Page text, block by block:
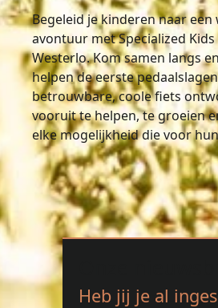
Begeleid je kinderen naar een
avontuur met Specialized
Westerlo. Kom samen langs
helpen de eerste
betrouwbare, coole fiets
vooruit te helpen, te groeien
elke mogelijkheid die voor
Heb jij je al